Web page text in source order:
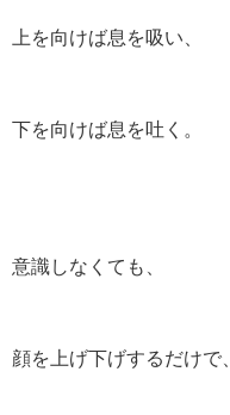
上を向けば息を吸い、
下を向けば息を吐く。
意識しなくても、
顔を上げ下げするだけで、